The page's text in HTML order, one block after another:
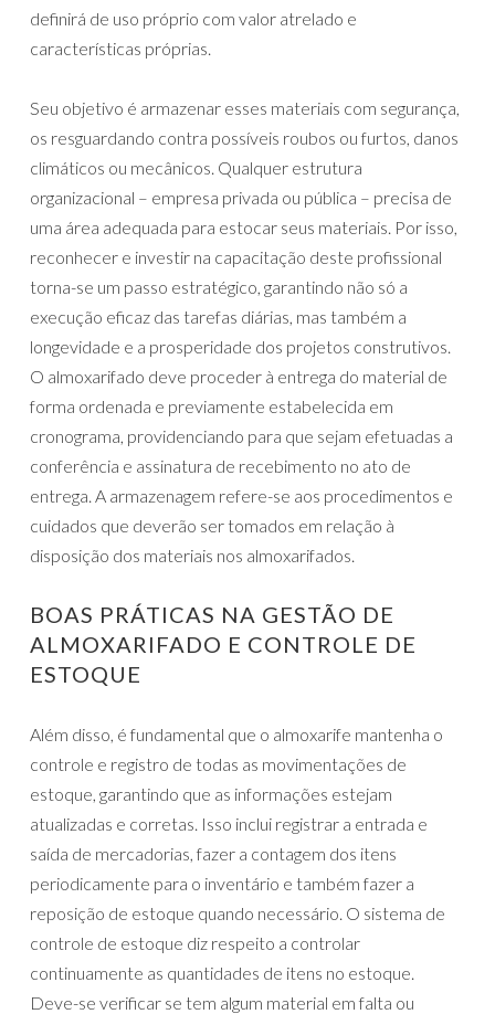
definirá de uso próprio com valor atrelado e
características próprias.
Seu objetivo é armazenar esses materiais com segurança,
os resguardando contra possíveis roubos ou furtos, danos
climáticos ou mecânicos. Qualquer estrutura
organizacional – empresa privada ou pública – precisa de
uma área adequada para estocar seus materiais. Por isso,
reconhecer e investir na capacitação deste profissional
torna-se um passo estratégico, garantindo não só a
execução eficaz das tarefas diárias, mas também a
longevidade e a prosperidade dos projetos construtivos.
O almoxarifado deve proceder à entrega do material de
forma ordenada e previamente estabelecida em
cronograma, providenciando para que sejam efetuadas a
conferência e assinatura de recebimento no ato de
entrega. A armazenagem refere-se aos procedimentos e
cuidados que deverão ser tomados em relação à
disposição dos materiais nos almoxarifados.
BOAS PRÁTICAS NA GESTÃO DE
ALMOXARIFADO E CONTROLE DE
ESTOQUE
Além disso, é fundamental que o almoxarife mantenha o
controle e registro de todas as movimentações de
estoque, garantindo que as informações estejam
atualizadas e corretas. Isso inclui registrar a entrada e
saída de mercadorias, fazer a contagem dos itens
periodicamente para o inventário e também fazer a
reposição de estoque quando necessário. O sistema de
controle de estoque diz respeito a controlar
continuamente as quantidades de itens no estoque.
Deve-se verificar se tem algum material em falta ou